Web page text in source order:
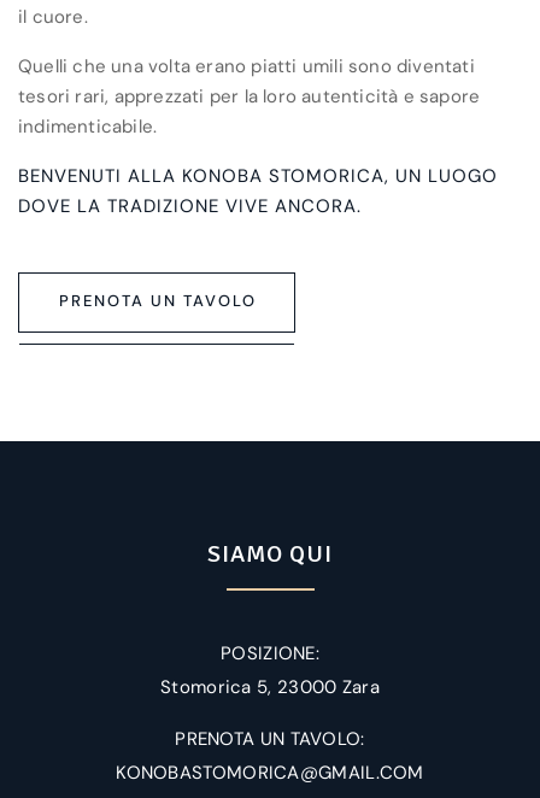
il cuore.
Quelli che una volta erano piatti umili sono diventati
tesori rari, apprezzati per la loro autenticità e sapore
indimenticabile.
BENVENUTI ALLA KONOBA STOMORICA, UN LUOGO
DOVE LA TRADIZIONE VIVE ANCORA.
PRENOTA UN TAVOLO
SIAMO QUI
POSIZIONE:
Stomorica 5, 23000 Zara
PRENOTA UN TAVOLO:
KONOBASTOMORICA@GMAIL.COM